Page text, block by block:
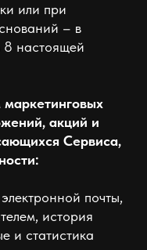
или при
– в
8 настоящей
акций и
Сервиса,
почты,
история
и статистика